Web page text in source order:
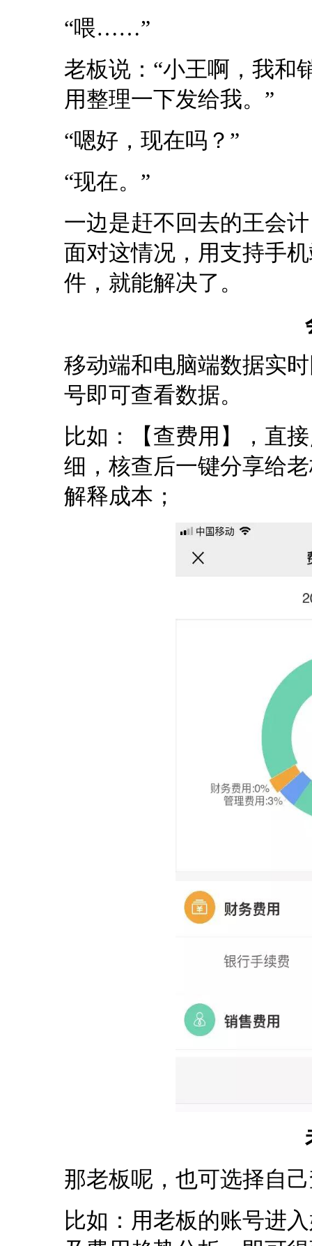
“喂……”
老板说：“小王啊，我和
用整理一下发给我。”
“嗯好，现在吗？”
“现在。”
一边是赶不回去的王会
面对这情况，用支持手
件，就能解决了。
移动端和电脑端数据实
号即可查看数据。
比如：【查费用】，直
细，核查后一键分享给
解释成本；
那老板呢，也可选择自
比如：用老板的账号进